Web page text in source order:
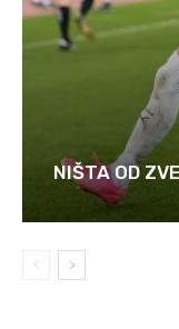
NIŠTA OD